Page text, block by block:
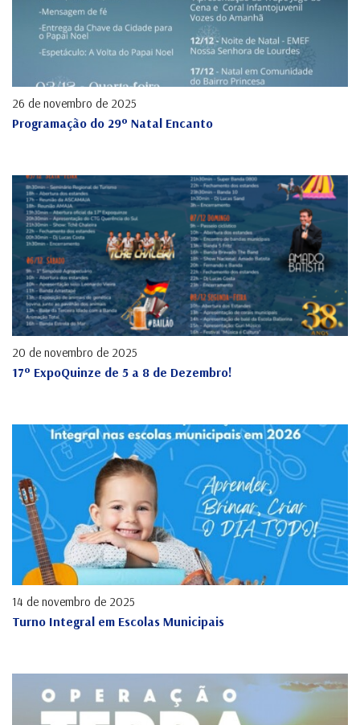
26 de novembro de 2025
Programação do 29º Natal Encanto
20 de novembro de 2025
17º ExpoQuinze de 5 a 8 de Dezembro!
14 de novembro de 2025
Turno Integral em Escolas Municipais